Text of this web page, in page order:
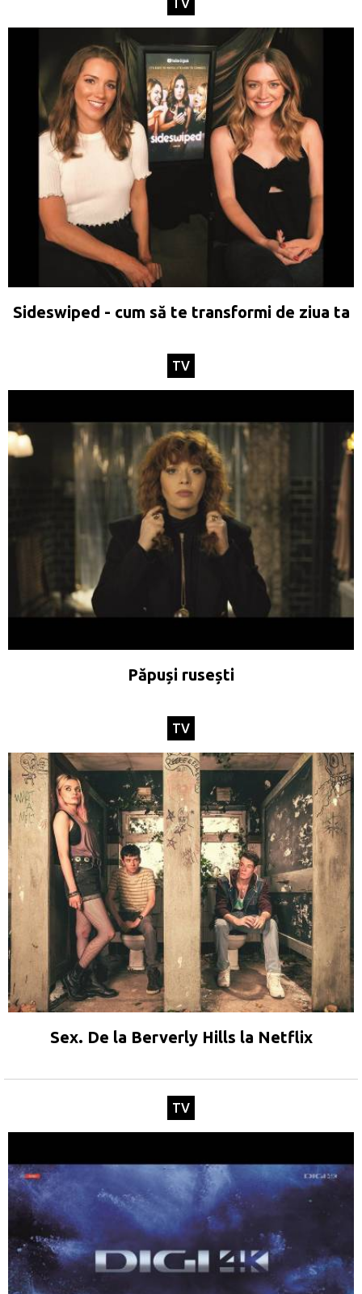
TV
Sideswiped - cum să te transformi de ziua ta
TV
Păpuși rusești
TV
Sex. De la Berverly Hills la Netflix
TV